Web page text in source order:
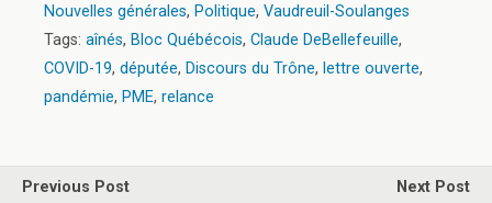
Nouvelles générales, Politique, Vaudreuil-Soulanges
Tags: aînés, Bloc Québécois, Claude DeBellefeuille,
COVID-19, députée, Discours du Trône, lettre ouverte,
pandémie, PME, relance
Previous Post
Next Post